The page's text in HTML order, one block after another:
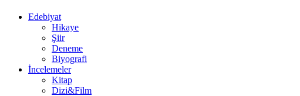
Edebiyat
Hikaye
Şiir
Deneme
Biyografi
İncelemeler
Kitap
Dizi&Film